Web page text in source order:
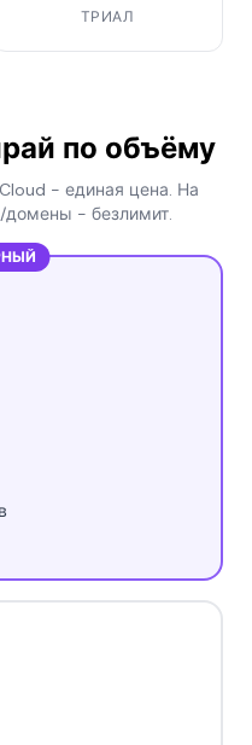
ТРИАЛ
по объёму
- единая цена. На
- безлимит.